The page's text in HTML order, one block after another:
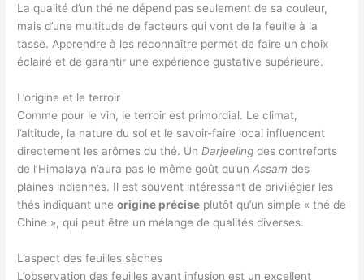
La qualité d’un thé ne dépend pas seulement de sa couleur,
mais d’une multitude de facteurs qui vont de la feuille à la
tasse. Apprendre à les reconnaître permet de faire un choix
éclairé et de garantir une expérience gustative supérieure.
L’origine et le terroir
Comme pour le vin, le terroir est primordial. Le climat,
l’altitude, la nature du sol et le savoir-faire local influencent
directement les arômes du thé. Un Darjeeling des contreforts
de l’Himalaya n’aura pas le même goût qu’unAssam des
plaines indiennes. Il est souvent intéressant de privilégier les
thés indiquant uneorigine précise plutôt qu’un simple « thé de
Chine », qui peut être un mélange de qualités diverses.
L’aspect des feuilles sèches
L’observation des feuilles avant infusion est un excellent